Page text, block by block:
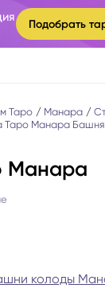
Подобрать
Таро Манара
Таро Манара Башня
Манара
колоды